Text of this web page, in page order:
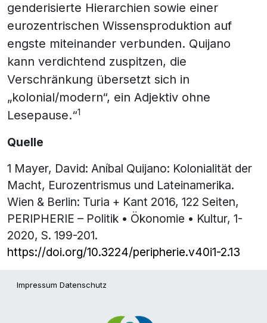
genderisierte Hierarchien sowie einer
eurozentrischen Wissensproduktion auf
engste miteinander verbunden. Quijano
kann verdichtend zuspitzen, die
Verschränkung übersetzt sich in
„kolonial/modern“, ein Adjektiv ohne
Lesepause.“1
Quelle
1 Mayer, David: Aníbal Quijano: Kolonialität der
Macht, Eurozentrismus und Lateinamerika.
Wien & Berlin: Turia + Kant 2016, 122 Seiten,
PERIPHERIE – Politik • Ökonomie • Kultur, 1-
2020, S. 199-201.
https://doi.org/10.3224/peripherie.v40i1-2.13
Impressum Datenschutz